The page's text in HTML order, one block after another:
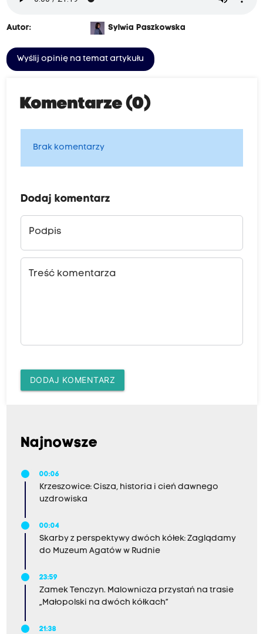
Autor: Sylwia Paszkowska
Wyślij opinię na temat artykułu
Komentarze (0)
Brak komentarzy
Dodaj komentarz
Podpis
Treść komentarza
DODAJ KOMENTARZ
Najnowsze
00:06
Krzeszowice: Cisza, historia i cień dawnego
uzdrowiska
00:04
Skarby z perspektywy dwóch kółek: Zaglądamy
do Muzeum Agatów w Rudnie
23:59
Zamek Tenczyn. Malownicza przystań na trasie
„Małopolski na dwóch kółkach”
21:38